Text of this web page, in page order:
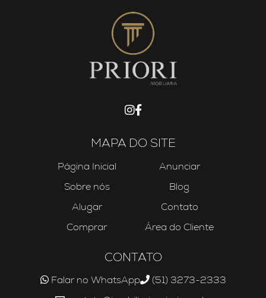
MAPA DO SITE
Página Inicial
Sobre nós
Alugar
Comprar
Anunciar
Blog
Contato
Área do Cliente
CONTATO
Falar no WhatsApp
(51) 3273-2333